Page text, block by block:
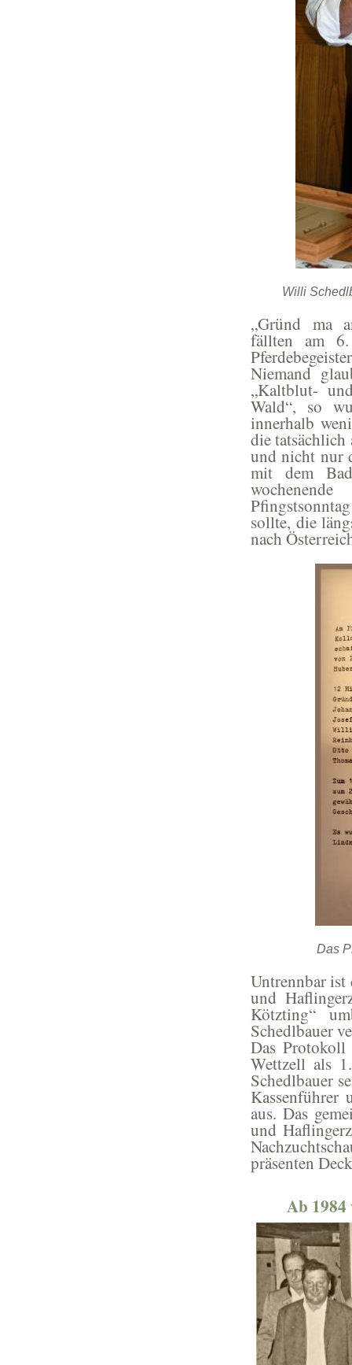
Willi
„Gründ ma
fällten am 6.
Niemand
„Kaltblut-
Wald“, so
innerhalb
die tatsächlich
und nicht nur
mit dem
sollte, die
nach
Das
Untrennbar
und
Kötzting“
Schedlbauer
Das
Wettzell als
Schedlbauer
Kassenführer
aus. Das
und
präsenten
Ab